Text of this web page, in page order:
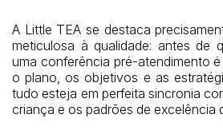
A Little TEA se destaca
meticulosa à qualidade: antes de
uma conferência pré-atendimento
o plano, os objetivos e as
tudo esteja em perfeita sincronia
criança e os padrões de excelência